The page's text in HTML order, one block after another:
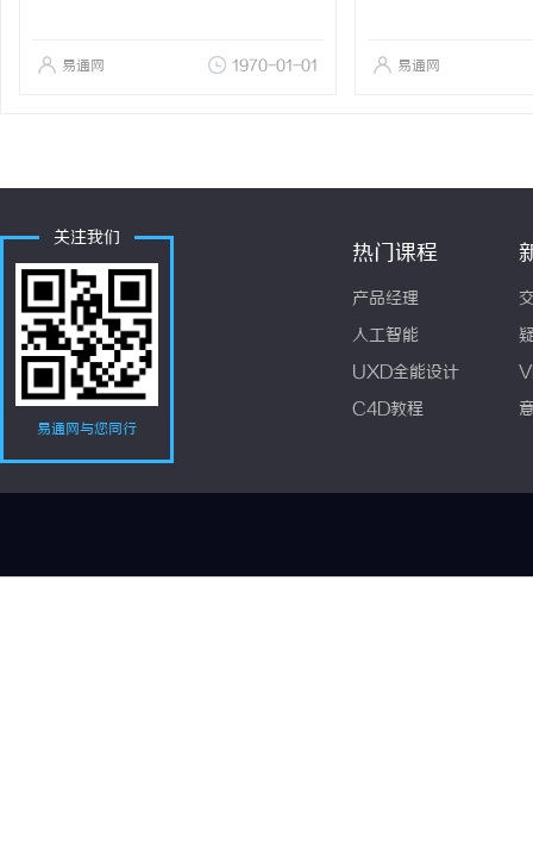
易通网 1970-01-01 易通网
关注我们
易通网与您同行
热门课程
产品经理
人工智能
UXD全能设计
C4D教程